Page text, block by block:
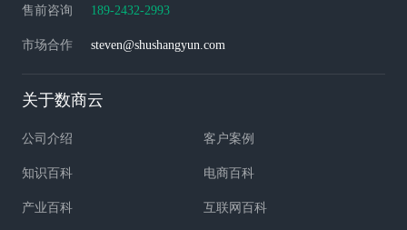
售前咨询 189-2432-2993
市场合作 steven@shushangyun.com
关于数商云
公司介绍 客户案例
知识百科 电商百科
产业百科 互联网百科